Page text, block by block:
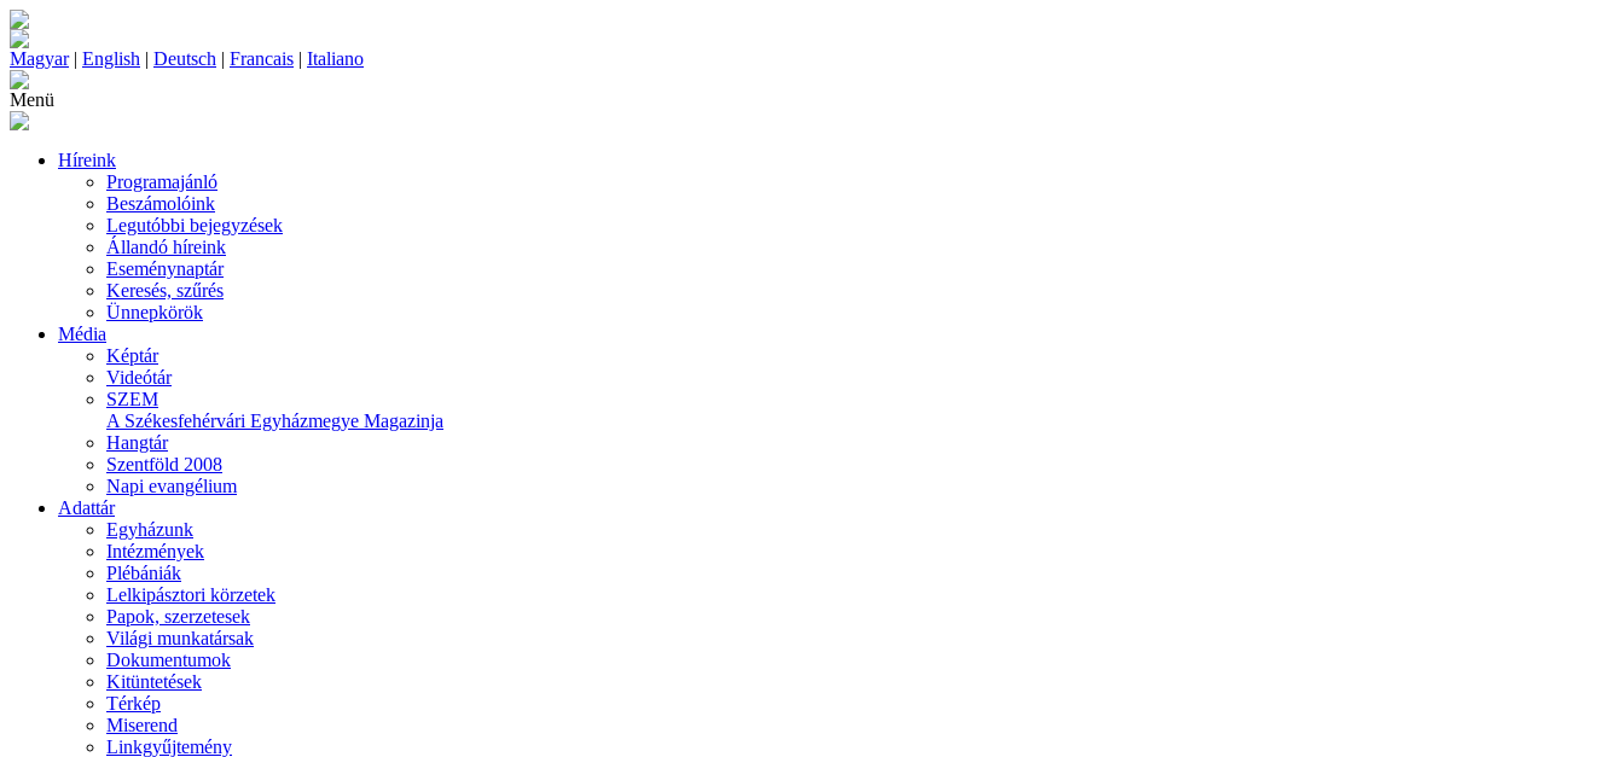
Magyar| English | Deutsch | Francais | Italiano
Menü
Híreink
Programajánló
Beszámolóink
Legutóbbi bejegyzések
Állandó híreink
Eseménynaptár
Keresés, szűrés
Ünnepkörök
Média
Képtár
Videótár
SZEM
A Székesfehérvári Egyházmegye Magazinja
Hangtár
Szentföld 2008
Napi evangélium
Adattár
Egyházunk
Intézmények
Plébániák
Lelkipásztori körzetek
Papok, szerzetesek
Világi munkatársak
Dokumentumok
Kitüntetések
Térkép
Miserend
Linkgyűjtemény